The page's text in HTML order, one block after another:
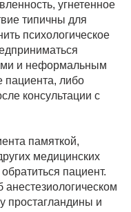
угнетенное
типичны для
психологическое
и неформальным
пациента, либо
консультации с
памяткой,
медицинских
пациент.
простагландины и